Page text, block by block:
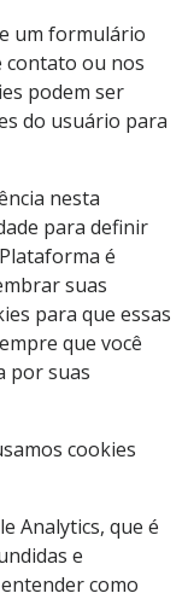
um formulário
contato ou nos
podem ser
do usuário para
nesta
para definir
é
suas
para que essas
que você
por suas
cookies
Analytics, que é
e
como